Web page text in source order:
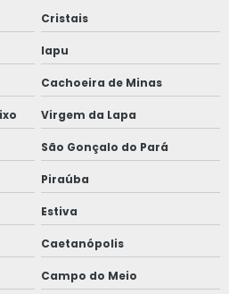
de gestão halal
de feed materials
de não conformidades e
Cristais
Iapu
Cachoeira de Minas
Virgem da Lapa
São Gonçalo do Pará
Piraúba
Estiva
Caetanópolis
Campo do Meio